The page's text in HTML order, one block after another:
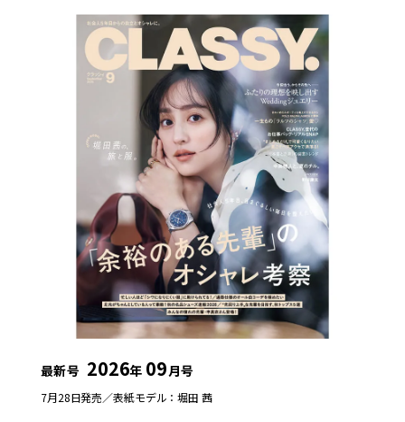
最新号 2026年 09月号
7月28日発売／表紙モデル：堀田 茜